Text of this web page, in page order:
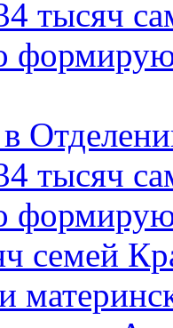
тысяч
тысяч
семей